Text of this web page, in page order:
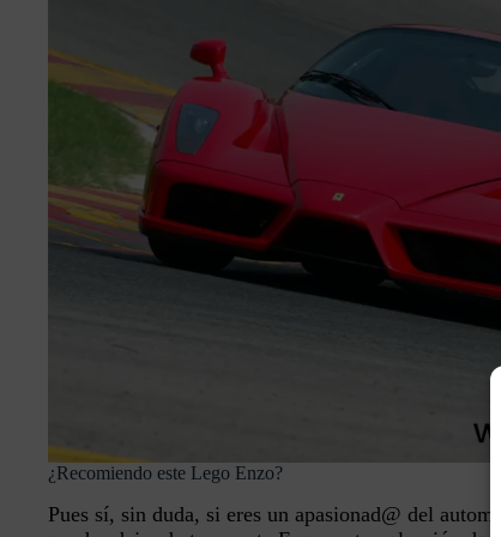
¿Recomiendo este Lego Enzo?
Pues sí, sin duda, si eres un apasionad@ del